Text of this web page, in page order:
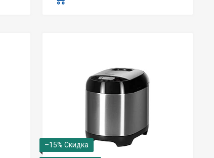
–15%